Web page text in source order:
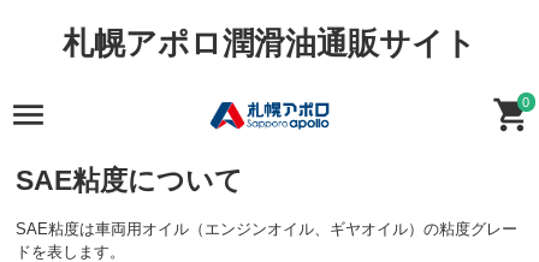
札幌アポロ潤滑油通販サイト
0
SAE粘度について
SAE粘度は車両用オイル（エンジンオイル、ギヤオイル）の粘度グレー
ドを表します。